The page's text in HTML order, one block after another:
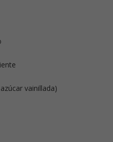
vainillada)